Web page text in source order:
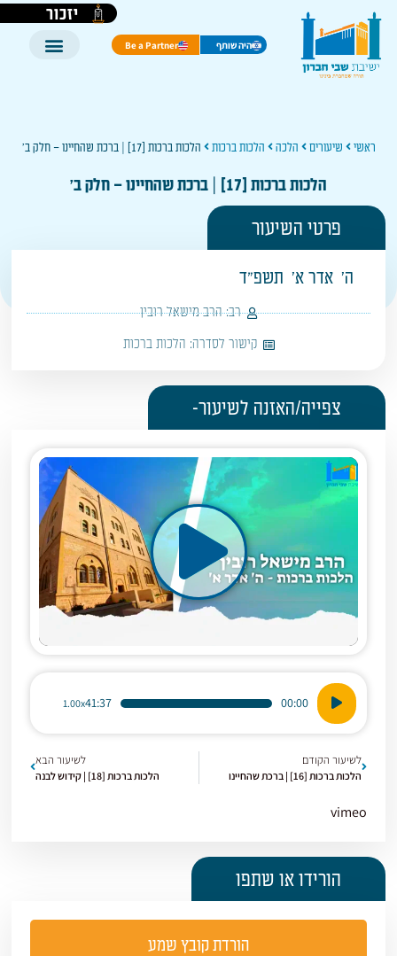
יזכור
היה שותף Be a Partner
ראשי שיעורים הלכה הלכות ברכות הלכות ברכות [17] | ברכת שהחיינו – חלק ב'
הלכות ברכות [17] | ברכת שהחיינו – חלק ב'
פרטי השיעור
ה' אדר א' תשפ"ד
רב: הרב מישאל רובין
קישור לסדרה: הלכות ברכות
צפייה/האזנה לשיעור-
נגן
אודיו
00:00
41:37
1.00x
לשיעור הקודם
הלכות ברכות [16] | ברכת שהחיינו
לשיעור הבא
הלכות ברכות [18] | קידוש לבנה
vimeo
הורידו או שתפו
הורדת קובץ שמע